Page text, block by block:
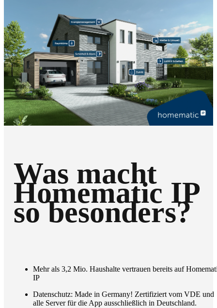
Was macht
Homematic IP
so besonders?
Mehr als 3,2 Mio. Haushalte vertrauen bereits auf
IP
Datenschutz: Made in Germany! Zertifiziert vom VDE und
alle Server für die App ausschließlich in Deutschland.